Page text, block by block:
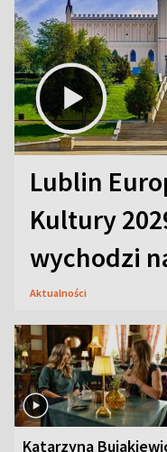
Lublin
Kultury
wychodzi
Aktualności
Katarzyna